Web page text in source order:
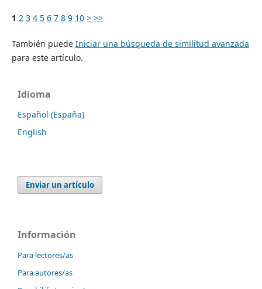
1 2 3 4 5 6 7 8 9 10 > >>
También puede Iniciar una búsqueda de similitud avanzada
para este artículo.
Idioma
Español (España)
English
Enviar un artículo
Información
Para lectores/as
Para autores/as